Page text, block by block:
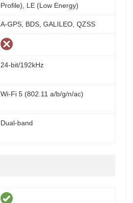
Profile), LE (Low Energy)
A-GPS, BDS, GALILEO, QZSS
24-bit/192kHz
Wi-Fi 5 (802.11 a/b/g/n/ac)
Dual-band